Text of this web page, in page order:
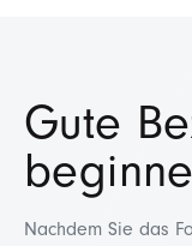
Gute
Nachdem Sie das